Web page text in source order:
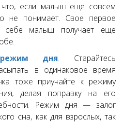
что, если малыш еще совсем
не понимает. Свое первое
себе малыш получает еще
дня. Старайтесь
в одинаковое время
тоже приучайте к режиму
делая поправку на его
Режим дня — залог
сна, как для взрослых, так